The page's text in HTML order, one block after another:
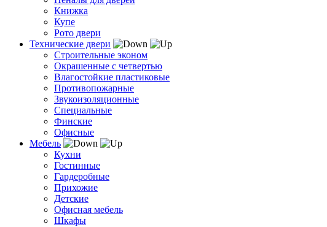
Книжка
Купе
Рото двери
Технические двери
Строительные эконом
Окрашенные с четвертью
Влагостойкие пластиковые
Противопожарные
Звукоизоляционные
Специальные
Финские
Офисные
Мебель
Кухни
Гостинные
Гардеробные
Прихожие
Детские
Офисная мебель
Шкафы